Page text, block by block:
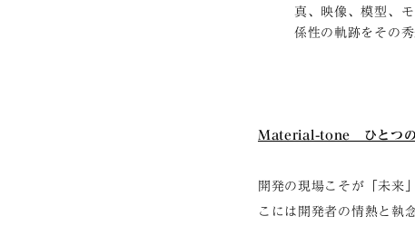
真、映像、模型、
係性の軌跡をその
Material-tone ひとつの
開発の現場こそが「未来
こには開発者の情熱と執